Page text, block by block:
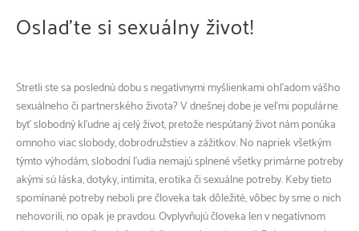
Oslaďte si sexuálny život!
Stretli ste sa poslednú dobu s negatívnymi myšlienkami ohľadom vášho
sexuálneho či partnerského života? V dnešnej dobe je veľmi populárne
byť slobodný kľudne aj celý život, pretože nespútaný život nám ponúka
omnoho viac slobody, dobrodružstiev a zážitkov. No napriek všetkým
týmto výhodám, slobodní ľudia nemajú splnené všetky primárne potreby
akými sú láska, dotyky, intimita, erotika či sexuálne potreby. Keby tieto
spomínané potreby neboli pre človeka tak dôležité, vôbec by sme o nich
nehovorili, no opak je pravdou. Ovplyvňujú človeka len v negatívnom